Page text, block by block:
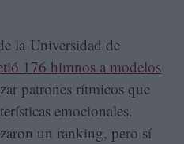
la Universidad de
176 himnos a modelos
patrones rítmicos que
emocionales.
un ranking, pero sí